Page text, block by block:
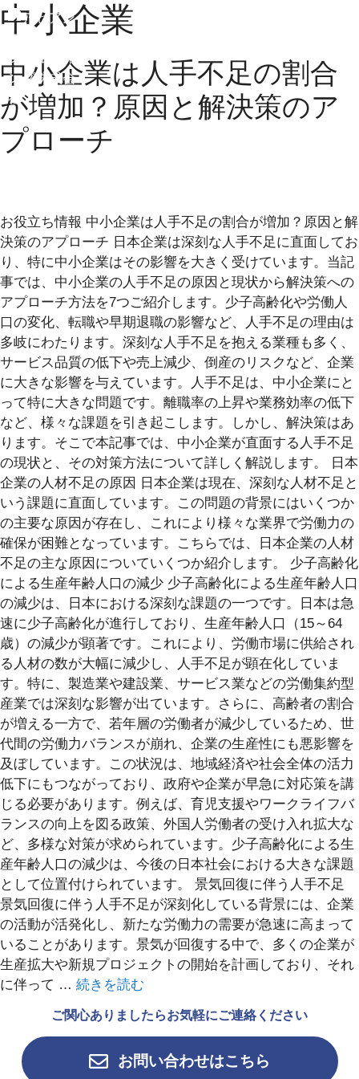
中小企業
中小企業は人手不足の割合
が増加？原因と解決策のア
プローチ
お役立ち情報 中小企業は人手不足の割合が増加？原因と解
決策のアプローチ 日本企業は深刻な人手不足に直面してお
り、特に中小企業はその影響を大きく受けています。当記
事では、中小企業の人手不足の原因と現状から解決策への
アプローチ方法を7つご紹介します。少子高齢化や労働人
口の変化、転職や早期退職の影響など、人手不足の理由は
多岐にわたります。深刻な人手不足を抱える業種も多く、
サービス品質の低下や売上減少、倒産のリスクなど、企業
に大きな影響を与えています。人手不足は、中小企業にと
って特に大きな問題です。離職率の上昇や業務効率の低下
など、様々な課題を引き起こします。しかし、解決策はあ
ります。そこで本記事では、中小企業が直面する人手不足
の現状と、その対策方法について詳しく解説します。 日本
企業の人材不足の原因 日本企業は現在、深刻な人材不足と
いう課題に直面しています。この問題の背景にはいくつか
の主要な原因が存在し、これにより様々な業界で労働力の
確保が困難となっています。こちらでは、日本企業の人材
不足の主な原因についていくつか紹介します。 少子高齢化
による生産年齢人口の減少 少子高齢化による生産年齢人口
の減少は、日本における深刻な課題の一つです。日本は急
速に少子高齢化が進行しており、生産年齢人口（15～64
歳）の減少が顕著です。これにより、労働市場に供給され
る人材の数が大幅に減少し、人手不足が顕在化していま
す。特に、製造業や建設業、サービス業などの労働集約型
産業では深刻な影響が出ています。さらに、高齢者の割合
が増える一方で、若年層の労働者が減少しているため、世
代間の労働力バランスが崩れ、企業の生産性にも悪影響を
及ぼしています。この状況は、地域経済や社会全体の活力
低下にもつながっており、政府や企業が早急に対応策を講
じる必要があります。例えば、育児支援やワークライフバ
ランスの向上を図る政策、外国人労働者の受け入れ拡大な
ど、多様な対策が求められています。少子高齢化による生
産年齢人口の減少は、今後の日本社会における大きな課題
として位置付けられています。 景気回復に伴う人手不足
景気回復に伴う人手不足が深刻化している背景には、企業
の活動が活発化し、新たな労働力の需要が急速に高まって
いることがあります。景気が回復する中で、多くの企業が
生産拡大や新規プロジェクトの開始を計画しており、それ
に伴って … 続きを読む
ご関心ありましたらお気軽にご連絡ください
お問い合わせはこちら